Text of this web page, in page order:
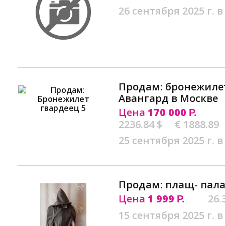
26 сентября 2025 г.
Продам:
Авангард в Москве
Цена 170 000 Р.
2236.84 $
€ 1888.89
25 сентября 2025 г.
Продам: плащ-
Цена 1 999 Р.
15 сентября 2025 г.